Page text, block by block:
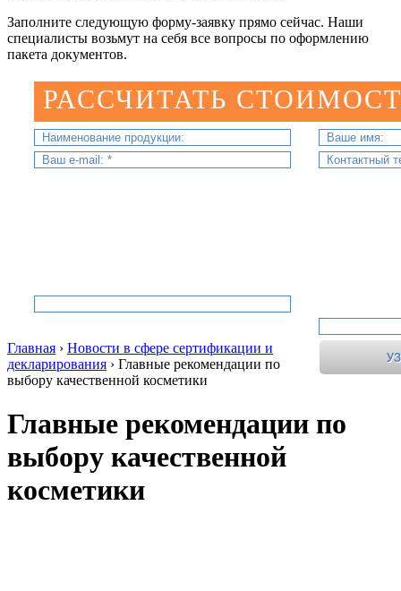
Заполните следующую форму-заявку прямо сейчас. Наши
специалисты возьмут на себя все вопросы по оформлению
пакета документов.
РАССЧИТАТЬ
Главная › Новости в сфере сертификации и
декларирования › Главные рекомендации по
выбору качественной косметики
Главные рекомендации по
выбору качественной
косметики